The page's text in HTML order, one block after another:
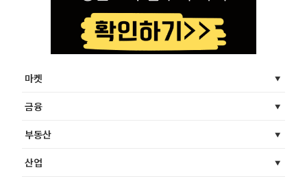
마켓
금융
부동산
산업